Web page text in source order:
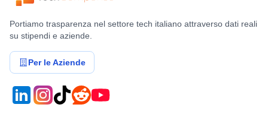
Portiamo trasparenza nel settore tech italiano attraverso dati reali
su stipendi e aziende.
Per le Aziende